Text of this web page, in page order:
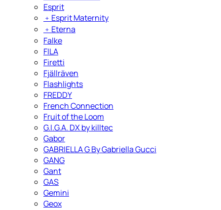
Esprit
﹢ Esprit Maternity
﹢ Eterna
Falke
FILA
Firetti
Fjällräven
Flashlights
FREDDY
French Connection
Fruit of the Loom
G.I.G.A. DX by killtec
Gabor
GABRIELLA G By Gabriella Gucci
GANG
Gant
GAS
Gemini
Geox